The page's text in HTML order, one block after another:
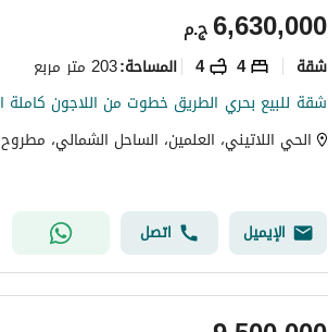
ج.م6,630,000
شقة 4
4 المساحة:203 متر مربع
الحي اللاتيني، العلمين، الساحل الشمالي، مطروح
الإيميل اتصل